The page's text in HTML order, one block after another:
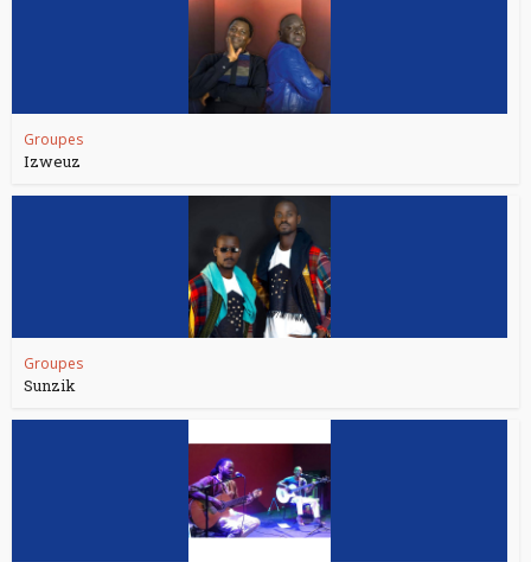
Groupes
Izweuz
Groupes
Sunzik